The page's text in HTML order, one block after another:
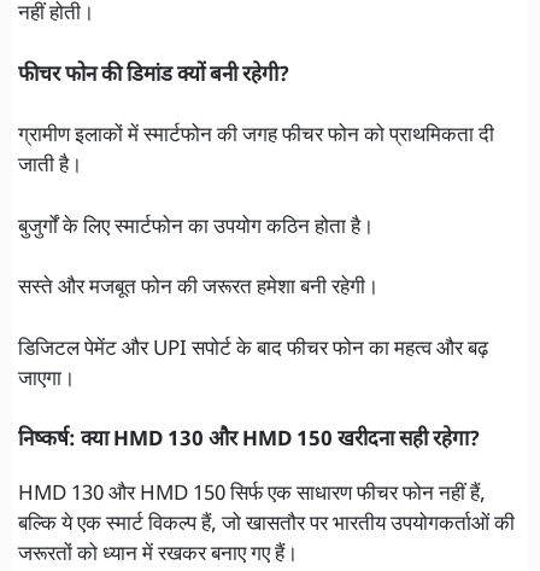
नहीं होती।
फीचर फोन की डिमांड क्यों बनी रहेगी?
ग्रामीण इलाकों में स्मार्टफोन की जगह फीचर फोन को प्राथमिकता दी
जाती है।
बुजुर्गों के लिए स्मार्टफोन का उपयोग कठिन होता है।
सस्ते और मजबूत फोन की जरूरत हमेशा बनी रहेगी।
डिजिटल पेमेंट और UPI सपोर्ट के बाद फीचर फोन का महत्व और बढ़
जाएगा।
निष्कर्ष: क्या HMD 130 और HMD 150 खरीदना सही रहेगा?
HMD 130 और HMD 150 सिर्फ एक साधारण फीचर फोन नहीं हैं,
बल्कि ये एक स्मार्ट विकल्प हैं, जो खासतौर पर भारतीय उपयोगकर्ताओं की
जरूरतों को ध्यान में रखकर बनाए गए हैं।